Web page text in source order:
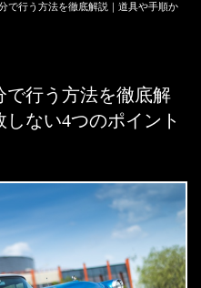
で行う方法を徹底解説｜道具や手順か
で行う方法を徹底解
ない4つのポイント